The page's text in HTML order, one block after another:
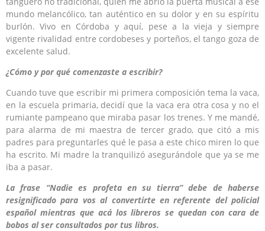
mundo melancólico, tan auténtico en su dolor y en su espíritu
burlón. Vivo en Córdoba y aquí, pese a la vieja y siempre
vigente rivalidad entre cordobeses y porteños, el tango goza de
excelente salud.
¿Cómo y por qué comenzaste a escribir?
Cuando tuve que escribir mi primera composición tema la vaca,
en la escuela primaria, decidí que la vaca era otra cosa y no el
rumiante pampeano que miraba pasar los trenes. Y me mandé,
para alarma de mi maestra de tercer grado, que citó a mis
padres para preguntarles qué le pasa a este chico miren lo que
ha escrito. Mi madre la tranquilizó asegurándole que ya se me
iba a pasar.
La frase “Nadie es profeta en su tierra” debe de haberse
resignificado para vos al convertirte en referente del policial
español mientras que acá los libreros se quedan con cara de
bobos al ser consultados por tus libros.